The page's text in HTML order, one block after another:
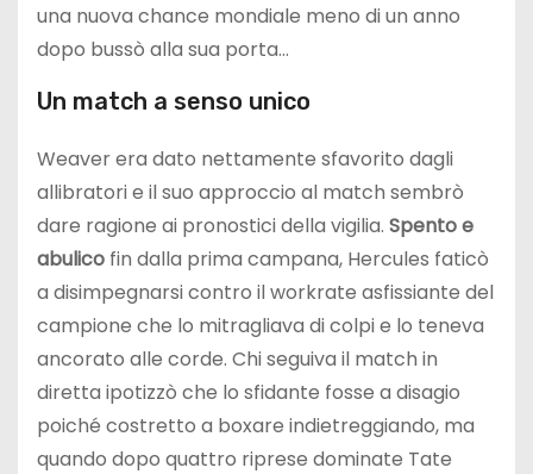
una nuova chance mondiale meno di un anno
dopo bussò alla sua porta…
Un match a senso unico
Weaver era dato nettamente sfavorito dagli
allibratori e il suo approccio al match sembrò
dare ragione ai pronostici della vigilia. Spento e
abulico fin dalla prima campana, Hercules faticò
a disimpegnarsi contro il workrate asfissiante del
campione che lo mitragliava di colpi e lo teneva
ancorato alle corde. Chi seguiva il match in
diretta ipotizzò che lo sfidante fosse a disagio
poiché costretto a boxare indietreggiando, ma
quando dopo quattro riprese dominate Tate